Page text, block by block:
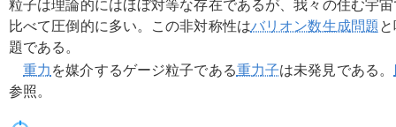
粒子は理論的にはほぼ対等な存在であるが、我々の住む宇
比べて圧倒的に多い。この非対称性はバリオン数生成問題
題である。
重力 を媒介するゲージ粒子である重力子は未発見である。
参照。